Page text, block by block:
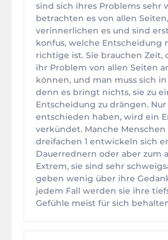
sind sich ihres Problems sehr
betrachten es von allen Seiten,
verinnerlichen es und sind
konfus, welche Entscheidung
richtige ist. Sie brauchen Zeit,
ihr Problem von allen Seiten
können, und man muss sich
denn es bringt nichts, sie zu
Entscheidung zu drängen.
entschieden haben, wird ein
verkündet. Manche
dreifachen 1 entwickeln sich
Dauerrednern oder aber zum
Extrem, sie sind sehr
geben wenig über ihre
jedem Fall werden sie ihre
Gefühle meist für sich